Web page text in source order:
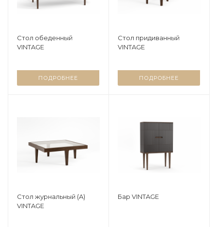
Стол обеденный
VINTAGE
ПОДРОБНЕЕ
Стол придиванный
VINTAGE
ПОДРОБНЕЕ
Стол журнальный (A)
VINTAGE
Бар VINTAGE